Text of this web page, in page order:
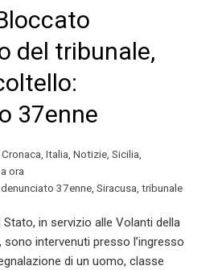
del tribunale,
37enne
Cronaca, Italia, Notizie, Sicilia,
ora
denunciato 37enne, Siracusa, tribunale
in servizio alle Volanti della
sono intervenuti presso l’ingresso
di un uomo, classe